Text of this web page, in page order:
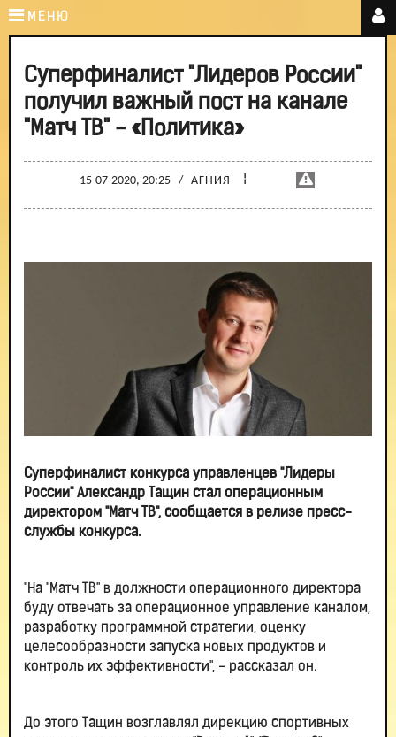
МЕНЮ
Суперфиналист "Лидеров России"
получил важный пост на канале
"Матч ТВ" - «Политика»
15-07-2020, 20:25 / АГНИЯ ¦
Суперфиналист конкурса управленцев "Лидеры
России" Александр Тащин стал операционным
директором "Матч ТВ", сообщается в релизе пресс-
службы конкурса.
"На "Матч ТВ" в должности операционного директора
буду отвечать за операционное управление каналом,
разработку программной стратегии, оценку
целесообразности запуска новых продуктов и
контроль их эффективности", - рассказал он.
До этого Тащин возглавлял дирекцию спортивных